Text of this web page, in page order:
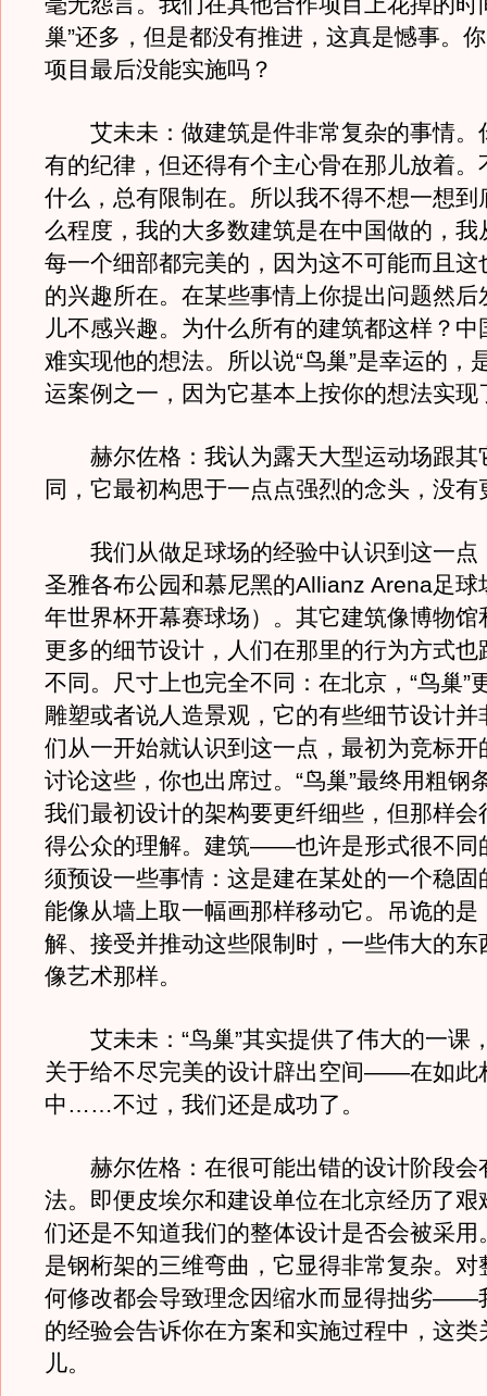
巢”还多，但是都没有推进，这真是憾事。
项目最后没能实施吗？
艾未未：做建筑是件非常复杂的事情。
有的纪律，但还得有个主心骨在那儿放着。
什么，总有限制在。所以我不得不想一想到
么程度，我的大多数建筑是在中国做的，我
每一个细部都完美的，因为这不可能而且这
的兴趣所在。在某些事情上你提出问题然后
儿不感兴趣。为什么所有的建筑都这样？中
难实现他的想法。所以说“鸟巢”是幸运的，
运案例之一，因为它基本上按你的想法实现
赫尔佐格：我认为露天大型运动场跟其
同，它最初构思于一点点强烈的念头，没有
我们从做足球场的经验中认识到这一点
圣雅各布公园和慕尼黑的Allianz Arena足球
年世界杯开幕赛球场）。其它建筑像博物馆
更多的细节设计，人们在那里的行为方式也
不同。尺寸上也完全不同：在北京，“鸟巢”
雕塑或者说人造景观，它的有些细节设计并
们从一开始就认识到这一点，最初为竞标开
讨论这些，你也出席过。“鸟巢”最终用粗钢
我们最初设计的架构要更纤细些，但那样会
得公众的理解。建筑——也许是形式很不
须预设一些事情：这是建在某处的一个稳固
能像从墙上取一幅画那样移动它。吊诡的是
解、接受并推动这些限制时，一些伟大的东
像艺术那样。
艾未未：“鸟巢”其实提供了伟大的一课
关于给不尽完美的设计辟出空间——在如此
中……不过，我们还是成功了。
赫尔佐格：在很可能出错的设计阶段会
法。即便皮埃尔和建设单位在北京经历了艰
们还是不知道我们的整体设计是否会被采用
是钢桁架的三维弯曲，它显得非常复杂。对
何修改都会导致理念因缩水而显得拙劣——
的经验会告诉你在方案和实施过程中，这类
儿。